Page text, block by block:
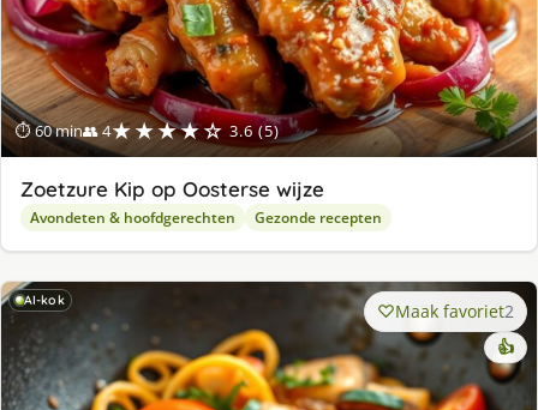
⏱ 60 min👥 4★★★★☆ 3.6 (5)
Zoetzure Kip op Oosterse wijze
Avondeten & hoofdgerechten Gezonde recepten
AI-kok Maak favoriet2
👍